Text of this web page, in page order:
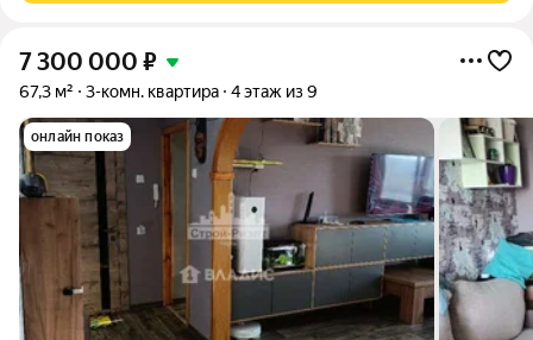
7 300 000 ₽
67,3 м² 3-комн. квартира 4 этаж из 9
онлайн показ